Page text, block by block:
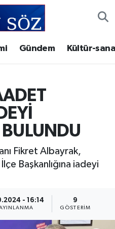
Gündem Kültür-
Fikret Albayrak,
Başkanlığına iadeyi
- 16:14 9
GÖSTERIM
Haritası
ve Fikstür